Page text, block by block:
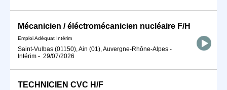
Mécanicien / éléctromécanicien nucléaire F/H
Emploi Adéquat Intérim
Saint-Vulbas (01150), Ain (01), Auvergne-Rhône-Alpes -
Intérim - 29/07/2026
TECHNICIEN CVC H/F